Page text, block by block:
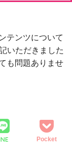
テンツについて
いただきました
も問題ありませ
Pocket